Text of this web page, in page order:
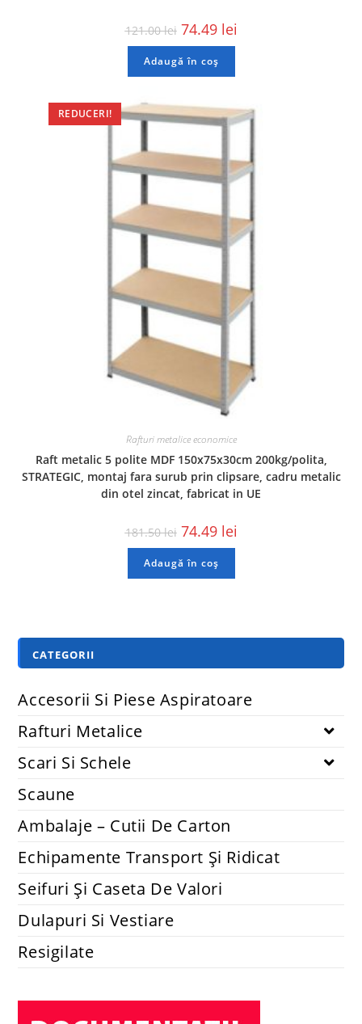
121.00lei 74.49 lei
Adaugă în coș
REDUCERI!
Rafturi metalice economice
Raft metalic 5 polite MDF 150x75x30cm 200kg/polita,
STRATEGIC, montaj fara surub prin clipsare, cadru metalic
din otel zincat, fabricat in UE
181.50lei 74.49 lei
Adaugă în coș
CATEGORII
Accesorii Si Piese Aspiratoare
Rafturi Metalice
Scari Si Schele
Scaune
Ambalaje – Cutii De Carton
Echipamente Transport Și Ridicat
Seifuri Și Caseta De Valori
Dulapuri Si Vestiare
Resigilate